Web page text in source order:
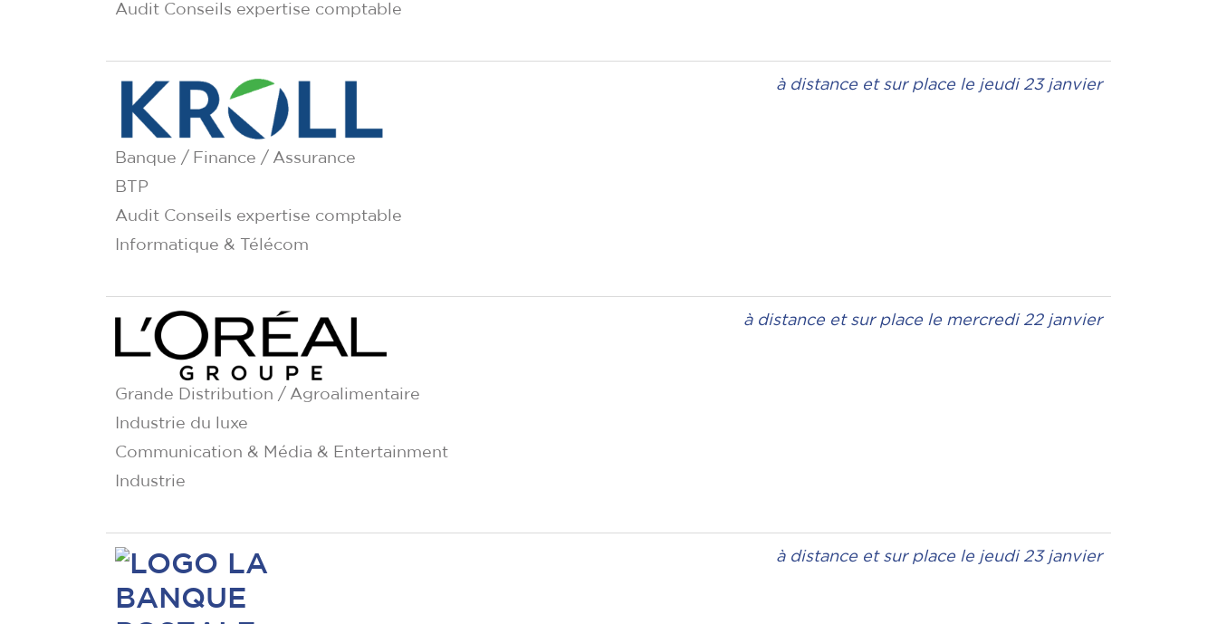
Audit Conseils expertise comptable
à distance et sur place le jeudi 23 janvier
Banque / Finance / Assurance
BTP
Audit Conseils expertise comptable
Informatique & Télécom
à distance et sur place le mercredi 22 janvier
Grande Distribution / Agroalimentaire
Industrie du luxe
Communication & Média & Entertainment
Industrie
à distance et sur place le jeudi 23 janvier